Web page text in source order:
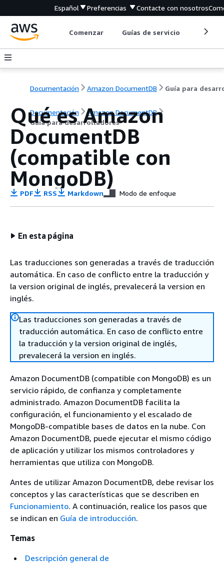
Español Preferencias Contacte con nosotros
Comenzar Guías de servicio
Documentación Amazon DocumentDB
Documentación
Amazon DocumentDB
Guía para desarrolladores
Qué es Amazon
DocumentDB
(compatible con
MongoDB)
PDF RSS Markdown Modo de enfoque
En esta página
Las traducciones son generadas a través de traducción
automática. En caso de conflicto entre la traducción y
la version original de inglés, prevalecerá la version en
inglés.
Las traducciones son generadas a través de
traducción automática. En caso de conflicto entre
la traducción y la version original de inglés,
prevalecerá la version en inglés.
Amazon DocumentDB (compatible con MongoDB) es un
servicio rápido, de confianza y completamente
administrado. Amazon DocumentDB facilita la
configuración, el funcionamiento y el escalado de
MongoDB-compatible bases de datos en la nube. Con
Amazon DocumentDB, puede ejecutar el mismo código
de aplicación y utilizar los mismos controladores y
herramientas que utiliza con MongoDB.
Antes de utilizar Amazon DocumentDB, debe revisar los
conceptos y las características que se describen en
Funcionamiento. A continuación, realice los pasos que
se indican en Guía de introducción.
Temas
Descripción general de